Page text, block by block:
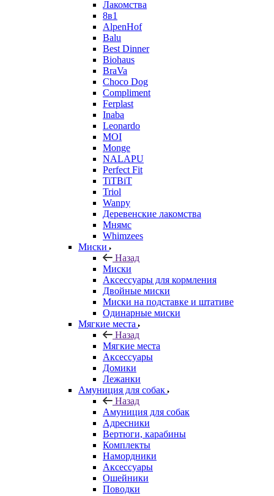
Лакомства
8в1
AlpenHof
Balu
Best Dinner
Biohaus
BraVa
Choco Dog
Compliment
Ferplast
Inaba
Leonardo
MOI
Monge
NALAPU
Perfect Fit
TiTBiT
Triol
Wanpy
Деревенские лакомства
Мнямс
Whimzees
Миски
Назад
Миски
Аксессуары для кормления
Двойные миски
Миски на подставке и штативе
Одинарные миски
Мягкие места
Назад
Мягкие места
Аксессуары
Домики
Лежанки
Амуниция для собак
Назад
Амуниция для собак
Адресники
Вертюги, карабины
Комплекты
Намордники
Аксессуары
Ошейники
Поводки